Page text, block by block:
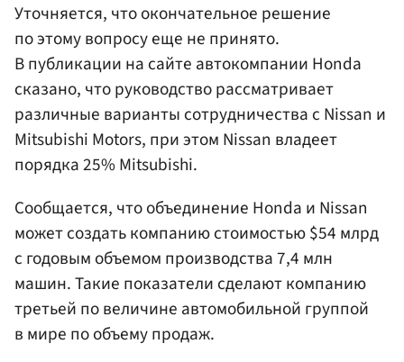
Уточняется, что окончательное решение
по этому вопросу еще не принято.
В публикации на сайте автокомпании Honda
сказано, что руководство рассматривает
различные варианты сотрудничества с Nissan и
Mitsubishi Motors, при этом Nissan владеет
порядка 25% Mitsubishi.
Сообщается, что объединение Honda и Nissan
может создать компанию стоимостью $54 млрд
с годовым объемом производства 7,4 млн
машин. Такие показатели сделают компанию
третьей по величине автомобильной группой
в мире по объему продаж.